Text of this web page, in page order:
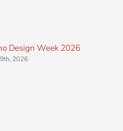
Design Week 2026
2026